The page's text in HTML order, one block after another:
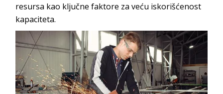
resursa kao ključne faktore za veću iskorišćenost
kapaciteta.